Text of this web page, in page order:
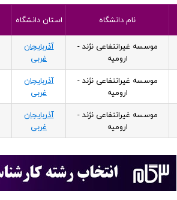
نام دانشگاه استان دانشگاه
موسسه غیرانتفاعی نژند -
ارومیه
آذربایجان
غربی
موسسه غیرانتفاعی نژند -
ارومیه
آذربایجان
غربی
موسسه غیرانتفاعی نژند -
ارومیه
آذربایجان
غربی